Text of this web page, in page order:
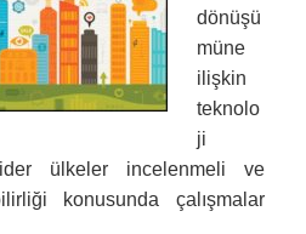
dönüşü
müne
ilişkin
teknolo
ji
ülkeler incelenmeli ve
konusunda çalışmalar